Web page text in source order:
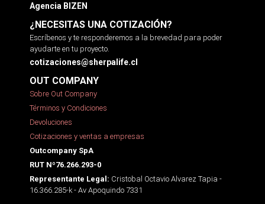
Agencia BIZEN
¿NECESITAS UNA COTIZACIÓN?
Escríbenos y te responderemos a la brevedad para poder
ayudarte en tu proyecto.
cotizaciones@sherpalife.cl
OUT COMPANY
Sobre Out Company
Términos y Condiciones
Devoluciones
Cotizaciones y ventas a empresas
Outcompany SpA
RUT Nº76.266.293-0
Representante Legal: Cristobal Octavio Alvarez Tapia -
16.366.285-k - Av Apoquindo 7331